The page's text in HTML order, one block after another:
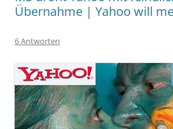
Übernahme | Yahoo will
6 Antworten